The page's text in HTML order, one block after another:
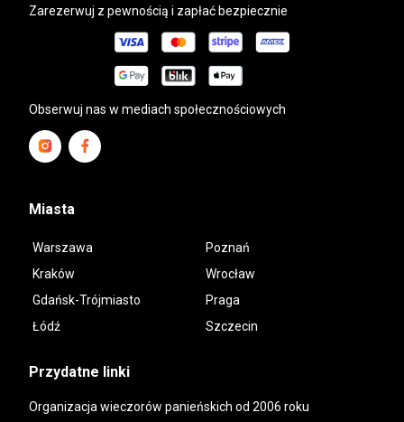
Zarezerwuj z pewnością i zapłać bezpiecznie
Obserwuj nas w mediach społecznościowych
Miasta
Warszawa
Poznań
Kraków
Wrocław
Gdańsk-Trójmiasto
Praga
Łódź
Szczecin
Przydatne linki
Organizacja wieczorów panieńskich od 2006 roku